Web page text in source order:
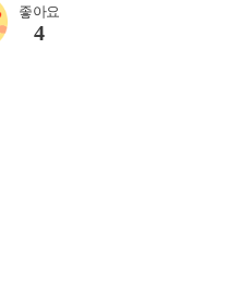
좋아요
4